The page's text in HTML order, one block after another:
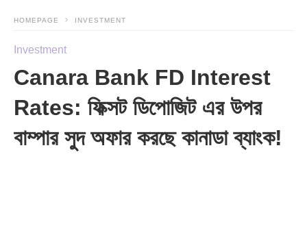
HOMEPAGE INVESTMENT
Investment
Canara Bank FD Interest
Rates: ফিক্সট ডিপোজিট এর উপর
বাম্পার সুদ অফার করছে কানাডা ব্যাংক!